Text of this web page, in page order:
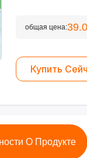
общая цена:
Купить
О Продукте